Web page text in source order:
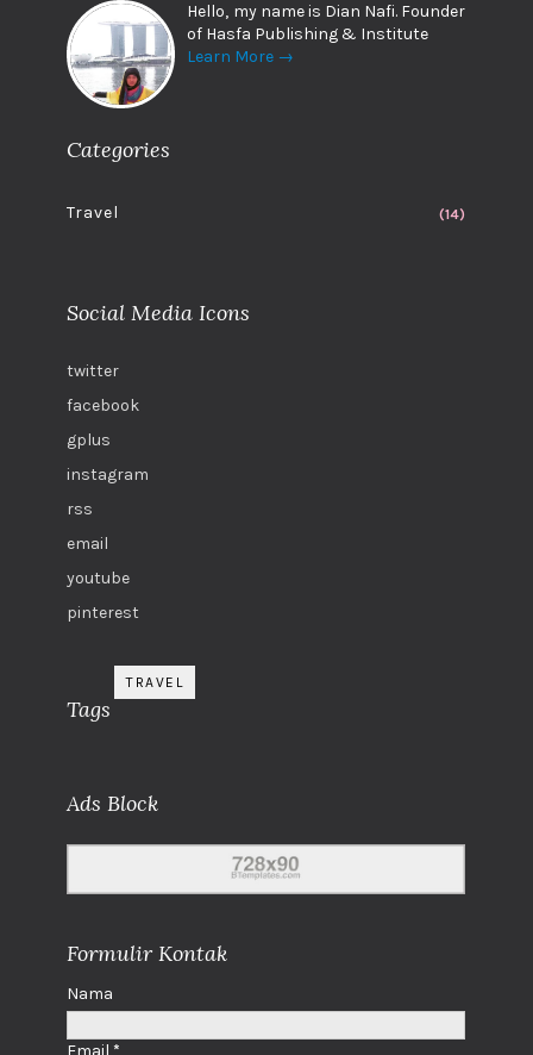
Hello, my name is Dian Nafi. Founder
of Hasfa Publishing & Institute
Learn More →
Categories
Travel (14)
Social Media Icons
twitter
facebook
gplus
instagram
rss
email
youtube
pinterest
Tags
TRAVEL
Ads Block
Formulir Kontak
Nama
Email *